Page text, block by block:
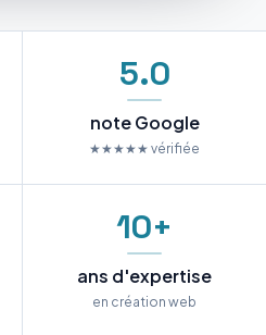
5.0
note Google
★★★★★ vérifiée
10+
ans d'expertise
en création web